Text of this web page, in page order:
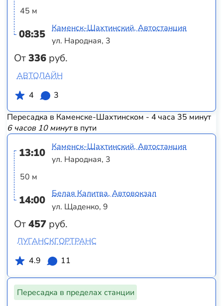
45 м
08:35
От336 руб.
Каменск-Шахтинский, Автостанция
ул. Народная, 3
АВТОЛАЙН
4
3
Пересадка в Каменске-Шахтинском - 4 часа 35 минут
6 часов 10 минутв пути
13:10
50 м
14:00
От457 руб.
Каменск-Шахтинский, Автостанция
ул. Народная, 3
Белая Калитва, Автовокзал
ул. Щаденко, 9
ЛУГАНСКГОРТРАНС
4.9
11
Пересадка в пределах станции